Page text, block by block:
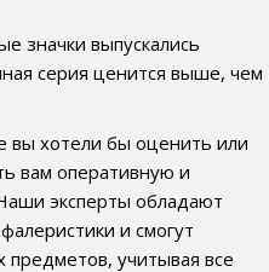
значки выпускались
серия ценится выше, чем
вы хотели бы оценить или
вам оперативную и
эксперты обладают
и смогут
учитывая все